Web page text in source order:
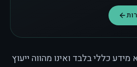
כללי בלבד ואינו מהווה ייעוץ